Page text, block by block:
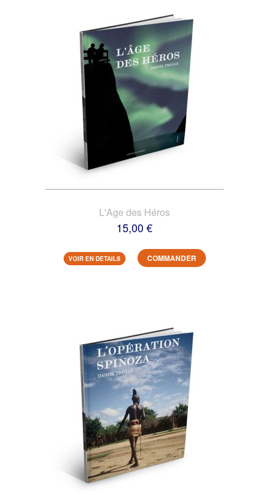
L'Age des Héros
15,00 €
VOIR EN DETAILS COMMANDER